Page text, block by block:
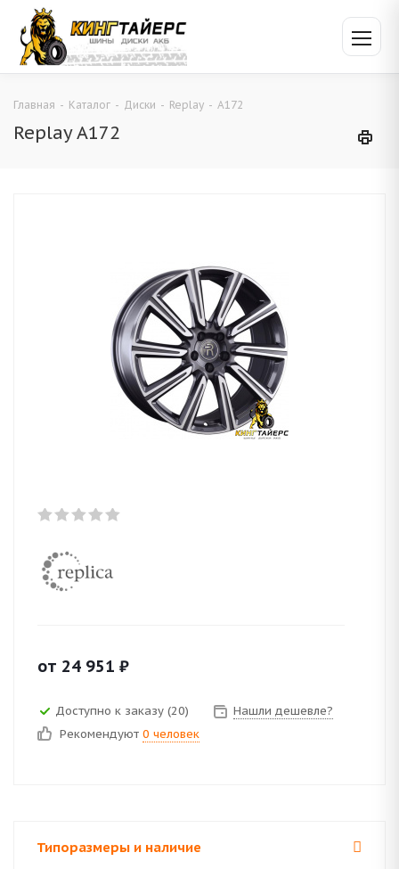
Главная - Каталог - Диски - Replay - A172
Replay A172
от 24 951 ₽
Доступно к заказу (20)
Нашли дешевле?
Рекомендуют 0 человек
Типоразмеры и наличие